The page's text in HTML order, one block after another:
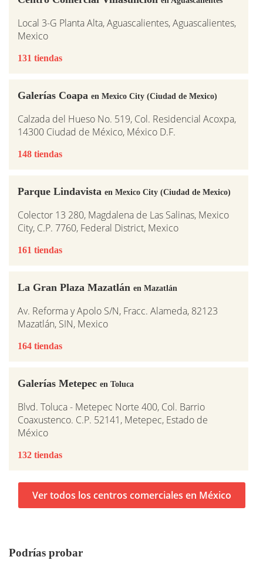
Local 3-G Planta Alta, Aguascalientes, Aguascalientes,
Mexico
131 tiendas
Galerías Coapa en Mexico City (Ciudad de Mexico)
Calzada del Hueso No. 519, Col. Residencial Acoxpa,
14300 Ciudad de México, México D.F.
148 tiendas
Parque Lindavista en Mexico City (Ciudad de Mexico)
Colector 13 280, Magdalena de Las Salinas, Mexico
City, C.P. 7760, Federal District, Mexico
161 tiendas
La Gran Plaza Mazatlán en Mazatlán
Av. Reforma y Apolo S/N, Fracc. Alameda, 82123
Mazatlán, SIN, Mexico
164 tiendas
Galerías Metepec en Toluca
Blvd. Toluca - Metepec Norte 400, Col. Barrio
Coaxustenco. C.P. 52141, Metepec, Estado de
México
132 tiendas
Ver todos los centros comerciales en México
Podrías probar